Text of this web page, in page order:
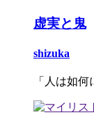
虚実と鬼
shizuka
「人は如